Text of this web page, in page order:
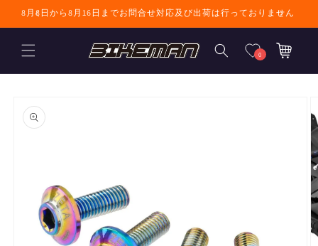
コンテンツに進
8月8日から8月16日までお問合せ対応及び出荷は行っておりません
0
カ
ー
商品情報にスキ